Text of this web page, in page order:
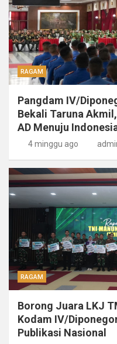
RAGAM
Pangdam IV/
Bekali Taruna
AD Menuju
4 minggu ago
RAGAM
Borong Juara LKJ
Kodam IV/
Publikasi Nasional